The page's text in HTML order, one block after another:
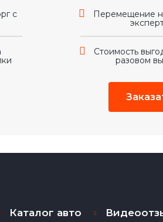
с
Перемещение
Стоимость
разовом
Каталог авто